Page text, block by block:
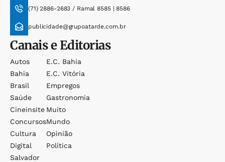
(71) 2886-2683 / Ramal 8585 | 8586
publicidade@grupoatarde.com.br
Canais e Editorias
Autos
Bahia
Brasil
Saúde
Cineinsite
Concursos
Cultura
Digital
Salvador
E.c. Bahia
E.c. Vitória
Empregos
Gastronomia
Muito
Mundo
Opinião
Política